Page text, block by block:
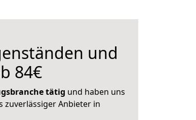
und
84€
tätig und haben uns
zuverlässiger Anbieter in